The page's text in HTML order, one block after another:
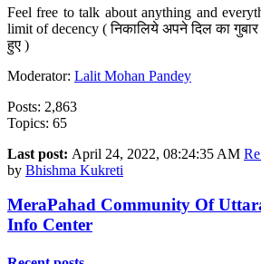
Feel free to talk about anything and
limit of decency ( निकालिये अपने दिल का गुबार
हुए )
Moderator: Lalit Mohan Pandey
Posts: 2,863
Topics: 65
Last post: April 24, 2022, 08:24:35 AM
by Bhishma Kukreti
MeraPahad Community Of
Info Center